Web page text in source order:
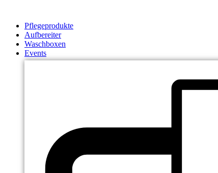
springenPflegeprodukte
Aufbereiter
Waschboxen
Events